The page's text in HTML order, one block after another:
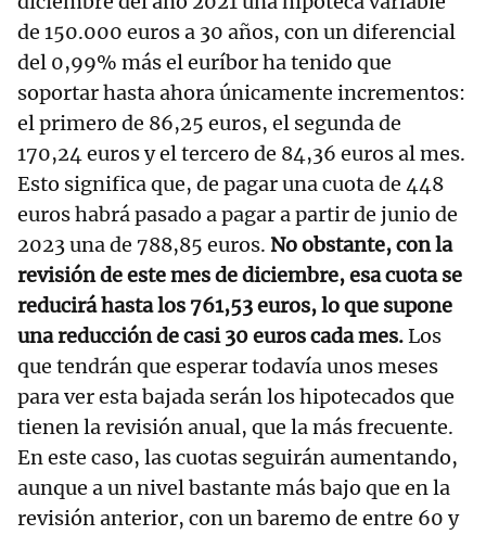
de 150.000 euros a 30 años, con un diferencial
del 0,99% más el euríbor ha tenido que
soportar hasta ahora únicamente incrementos:
el primero de 86,25 euros, el segunda de
170,24 euros y el tercero de 84,36 euros al mes.
Esto significa que, de pagar una cuota de 448
euros habrá pasado a pagar a partir de junio de
2023 una de 788,85 euros. No obstante, con la
revisión de este mes de diciembre, esa cuota se
reducirá hasta los 761,53 euros, lo que supone
una reducción de casi 30 euros cada mes.Los
que tendrán que esperar todavía unos meses
para ver esta bajada serán los hipotecados que
tienen la revisión anual, que la más frecuente.
En este caso, las cuotas seguirán aumentando,
aunque a un nivel bastante más bajo que en la
revisión anterior, con un baremo de entre 60 y